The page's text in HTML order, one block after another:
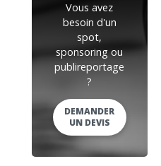
Vous avez
besoin d'un
spot,
sponsoring ou
publireportage
?
DEMANDER
UN DEVIS